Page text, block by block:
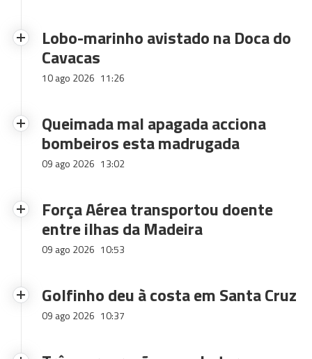
Lobo-marinho avistado na Doca do
Cavacas
10 ago 2026 11:26
Queimada mal apagada acciona
bombeiros esta madrugada
09 ago 2026 13:02
Força Aérea transportou doente
entre ilhas da Madeira
09 ago 2026 10:53
Golfinho deu à costa em Santa Cruz
09 ago 2026 10:37